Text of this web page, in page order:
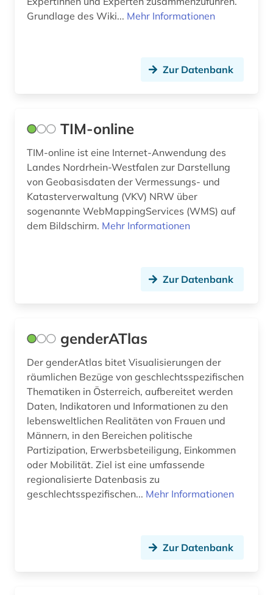
Grundlage des Wiki... Mehr Informationen
Zur Datenbank
TIM-online
TIM-online ist eine Internet-Anwendung des
Landes Nordrhein-Westfalen zur Darstellung
von Geobasisdaten der Vermessungs- und
Katasterverwaltung (VKV) NRW über
sogenannte WebMappingServices (WMS) auf
dem Bildschirm. Mehr Informationen
Zur Datenbank
genderATlas
Der genderAtlas bitet Visualisierungen der
räumlichen Bezüge von geschlechtsspezifischen
Thematiken in Österreich, aufbereitet werden
Daten, Indikatoren und Informationen zu den
lebensweltlichen Realitäten von Frauen und
Männern, in den Bereichen politische
Partizipation, Erwerbsbeteiligung, Einkommen
oder Mobilität. Ziel ist eine umfassende
regionalisierte Datenbasis zu
geschlechtsspezifischen... Mehr Informationen
Zur Datenbank